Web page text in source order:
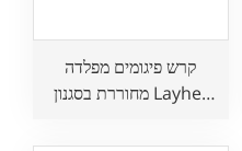
קרש פיגומים מפלדה
מחוררת בסגנון Layher